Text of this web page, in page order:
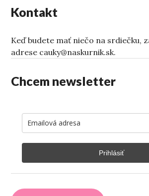
Kontakt
Keď budete mať niečo na srdiečku,
adrese cauky@naskurnik.sk.
Chcem newsletter
Prihlásiť